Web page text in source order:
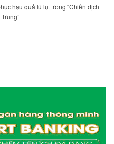
hậu quả lũ lụt trong “Chiến dịch